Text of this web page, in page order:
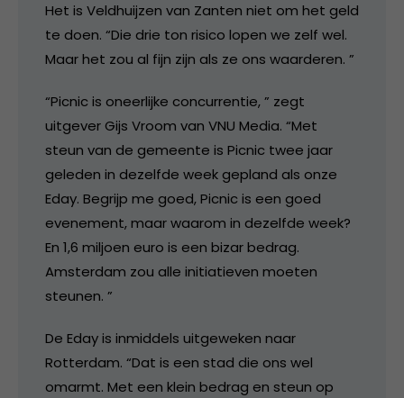
Het is Veldhuijzen van Zanten niet om het geld
te doen. “Die drie ton risico lopen we zelf wel.
Maar het zou al fijn zijn als ze ons waarderen. ”
“Picnic is oneerlijke concurrentie, ” zegt
uitgever Gijs Vroom van VNU Media. “Met
steun van de gemeente is Picnic twee jaar
geleden in dezelfde week gepland als onze
Eday. Begrijp me goed, Picnic is een goed
evenement, maar waarom in dezelfde week?
En 1,6 miljoen euro is een bizar bedrag.
Amsterdam zou alle initiatieven moeten
steunen. ”
De Eday is inmiddels uitgeweken naar
Rotterdam. “Dat is een stad die ons wel
omarmt. Met een klein bedrag en steun op